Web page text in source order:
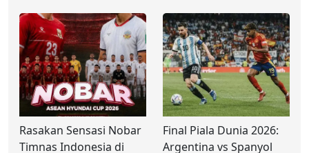
Rasakan Sensasi Nobar
Timnas Indonesia di
Final Piala Dunia 2026:
Argentina vs Spanyol